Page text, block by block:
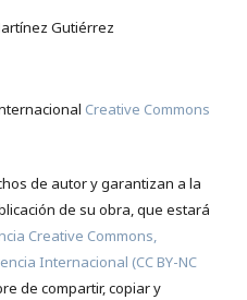
Gutiérrez
Creative Commons
de autor y garantizan a la
de su obra, que estará
Creative Commons,
Internacional (CC BY-NC
de compartir, copiar y